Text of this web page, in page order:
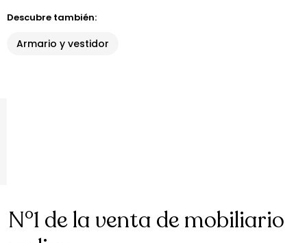
Descubre también:
Armario y vestidor
N°1 de la venta de mobiliario